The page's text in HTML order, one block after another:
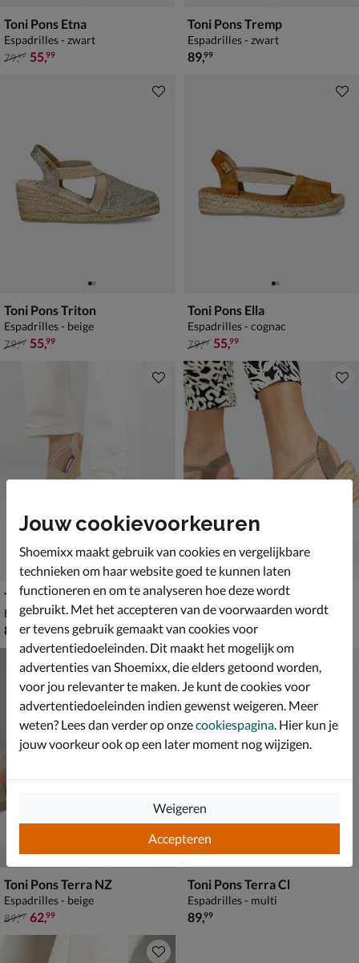
Toni Pons Etna
Espadrilles - zwart
van € 79,99 voor € 55,99
79,99 55,99
Toni Pons Tremp
Espadrilles - zwart
€ 89,99
89,99
Toni Pons Triton
Espadrilles - beige
van € 79,99 voor € 55,99
79,99 55,99
Toni Pons Ella
Espadrilles - cognac
van € 79,99 voor € 55,99
79,99 55,99
Toni Pons Tremp
Espadrilles - beige
€ 89,99
89 ,99
Toni Pons Tremp
Espadrilles - beige
€ 89,99
89,99
Toni Pons Terra NZ
Espadrilles - beige
van € 89,99 voor € 62,99
89,99 62,99
Toni Pons Terra Cl
Espadrilles - multi
€ 89,99
89,99
Jouw cookievoorkeuren
Shoemixx maakt gebruik van cookies en vergelijkbare
technieken om haar website goed te kunnen laten
functioneren en om te analyseren hoe deze wordt
gebruikt. Met het accepteren van de voorwaarden wordt
er tevens gebruik gemaakt van cookies voor
advertentiedoeleinden. Dit maakt het mogelijk om
advertenties van Shoemixx, die elders getoond worden,
voor jou relevanter te maken. Je kunt de cookies voor
advertentiedoeleinden indien gewenst weigeren. Meer
weten? Lees dan verder op onzecookiespagina . Hier kun je
jouw voorkeur ook op een later moment nog wijzigen.
Accepteren
Weigeren